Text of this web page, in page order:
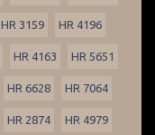
HR 3159 HR 4196
HR 4163 HR 5651
HR 6628 HR 7064
HR 2874 HR 4979